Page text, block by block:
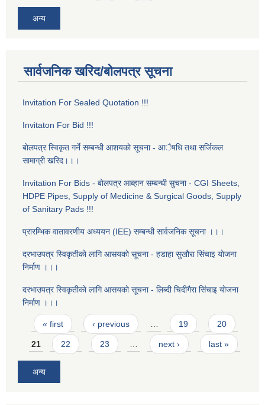
अन्य
सार्वजनिक खरिद/बोलपत्र सूचना
Invitation For Sealed Quotation !!!
Invitaton For Bid !!!
बाेलपत्र स्विकृत गर्ने सम्बन्धी आशयकाे सूचना - आैषधि तथा सर्जिकल
सामाग्री खरिद।।।
Invitation For Bids - बाेलपत्र आब्हान सम्बन्धी सुचना - CGI Sheets,
HDPE Pipes, Supply of Medicine & Surgical Goods, Supply
of Sanitary Pads !!!
प्रारम्भिक वातावरणीय अध्ययन (IEE) सम्बन्धी सार्वजनिक सूचना ।।।
दरभाउपत्र स्विकृतीकाे लागि आसयकाे सूचना - हडाहा सुखाैरा सिंचाइ याेजना
निर्माण ।।।
दरभाउपत्र स्विकृतीकाे लागि आसयकाे सूचना - लिब्दी चिदीगैरा सिंचाइ याेजना
निर्माण ।।।
Pages
« first ‹ previous … 19 20
21 22 23 … next › last »
अन्य